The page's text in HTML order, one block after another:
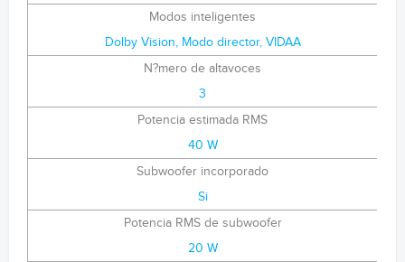
Modos inteligentes
Dolby Vision, Modo director, VIDAA
N?mero de altavoces
3
Potencia estimada RMS
40 W
Subwoofer incorporado
Si
Potencia RMS de subwoofer
20 W